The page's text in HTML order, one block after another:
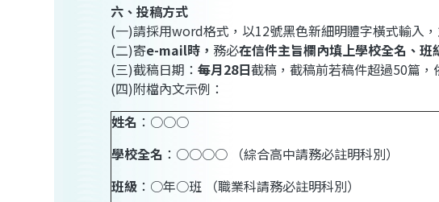
六、投稿方式
(一)請採用word格式，以12號黑色新細明體字橫式輸入
(二)寄e-mail時， 務必在信件主旨欄內填上學校全名、
(三)截稿日期：每月28日截稿，截稿前若稿件超過50篇，
(四)附檔內文示例：
姓名 ：○○○
學校全名 ：○○○○ （綜合高中請務必註明科別）
班級 ：○年○班 （職業科請務必註明科別）